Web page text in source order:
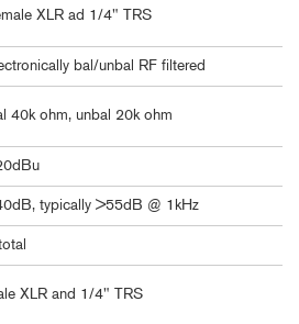
XLR ad 1/4" TRS
bal/unbal RF filtered
40k ohm, unbal 20k ohm
typically >55dB @ 1kHz
XLR and 1/4" TRS